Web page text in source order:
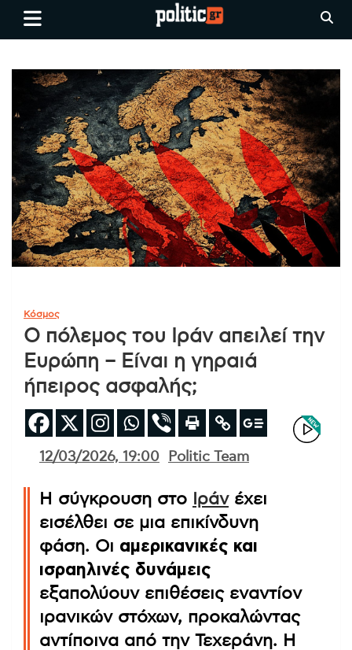
Skip
Ειδήσεις απο τη
Θεσσαλονίκη, την Ελλάδα και
όλο τον Κόσμο
politic.gr
Κόσμος
Ο πόλεμος του Ιράν απειλεί την
Ευρώπη – Είναι η γηραιά
ήπειρος ασφαλής;
12/03/2026, 19:00 Politic Team
Η σύγκρουση στο Ιράνέχει
εισέλθει σε μια επικίνδυνη
φάση. Οι αμερικανικές και
ισραηλινές δυνάμεις
εξαπολύουν επιθέσεις εναντίον
ιρανικών στόχων, προκαλώντας
αντίποινα από την Τεχεράνη. Η